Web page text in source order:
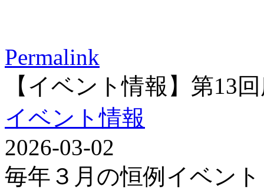
Permalink
【イベント情報】第13
イベント情報
2026-03-02
毎年３月の恒例イベン